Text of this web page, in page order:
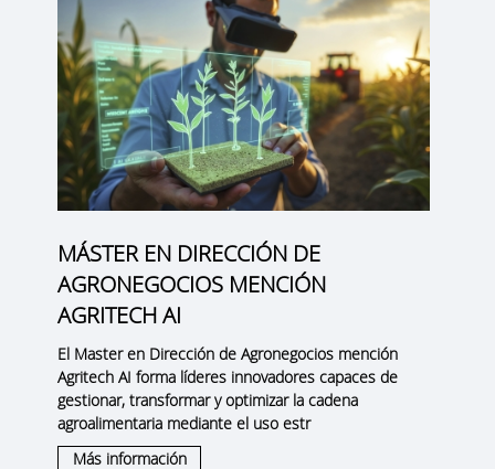
MÁSTER EN DIRECCIÓN DE
AGRONEGOCIOS MENCIÓN
AGRITECH AI
El Master en Dirección de Agronegocios mención
Agritech AI forma líderes innovadores capaces de
gestionar, transformar y optimizar la cadena
agroalimentaria mediante el uso estr
Más información